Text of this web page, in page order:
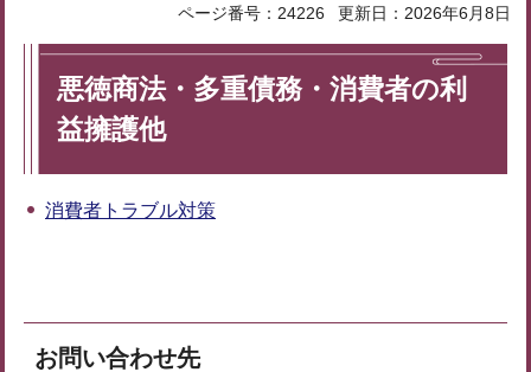
ページ番号：24226 更新日：2026年6月8日
悪徳商法・多重債務・消費者の利
益擁護他
消費者トラブル対策
お問い合わせ先